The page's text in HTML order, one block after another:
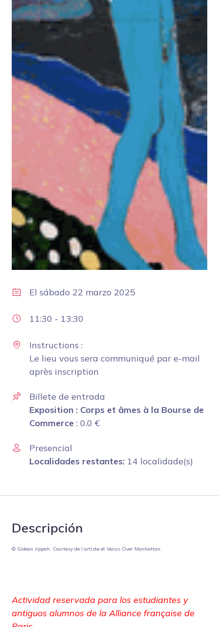
El sábado 22 marzo 2025
11:30 - 13:30
Instructions :
Le lieu vous sera communiqué par e-mail
après inscription
Billete de entrada
Exposition : Corps et âmes à la Bourse de
Commerce : 0.0 €
Presencial
Localidades restantes: 14 localidade(s)
Descripción
© Gideon Appah. Courtesy de l’artiste et Venus Over Manhattan.
Actividad reservada para los estudiantes y
antiguos alumnos de la Alliance française de